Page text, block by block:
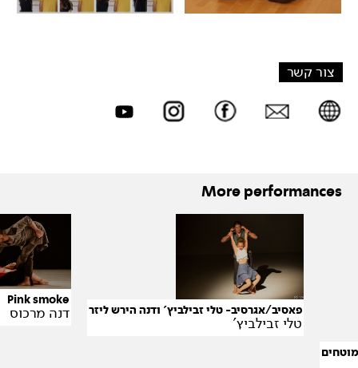
צור קשר
More performances
פאסיב/אגרסיב- טלי זבילביץ' ודנה הירש ליזר
טלי זבילביץ'
Pink smoke
דנה מרכוס